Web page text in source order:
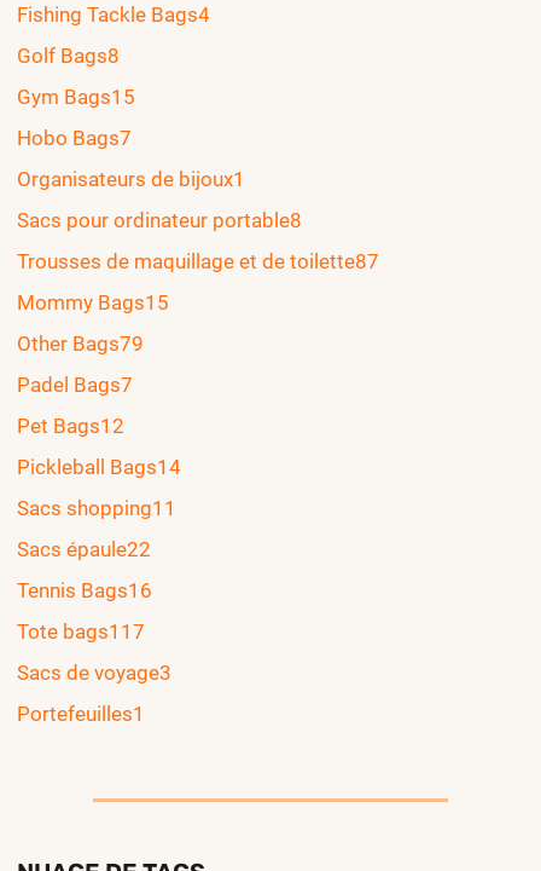
Fishing Tackle Bags4
Golf Bags8
Gym Bags15
Hobo Bags7
Organisateurs de bijoux1
Sacs pour ordinateur portable8
Trousses de maquillage et de toilette87
Mommy Bags15
Other Bags79
Padel Bags7
Pet Bags12
Pickleball Bags14
Sacs shopping11
Sacs épaule22
Tennis Bags16
Tote bags117
Sacs de voyage3
Portefeuilles1